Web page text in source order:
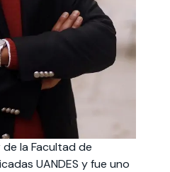
la Facultad de
UANDES y fue uno